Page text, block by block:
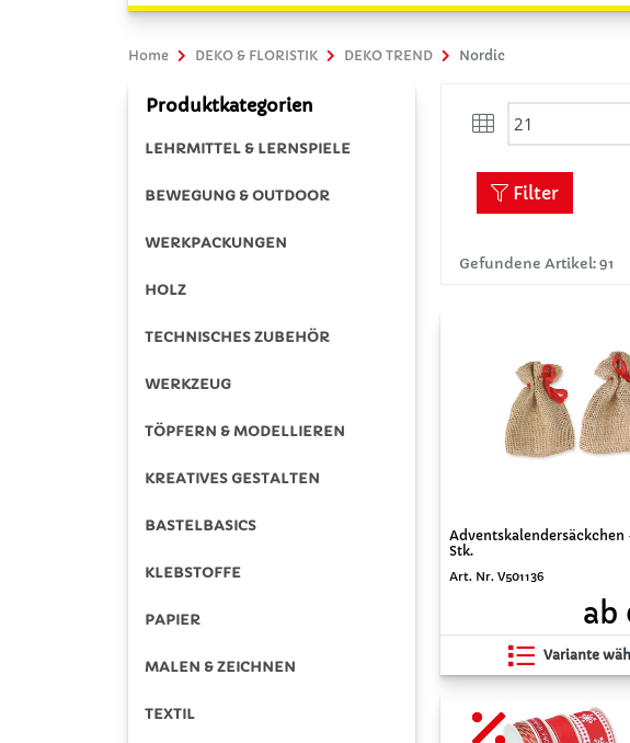
Home DEKO & FLORISTIK DEKO TREND Nordic
Produktkategorien
LEHRMITTEL & LERNSPIELE
BEWEGUNG & OUTDOOR
WERKPACKUNGEN
HOLZ
TECHNISCHES ZUBEHÖR
WERKZEUG
TÖPFERN & MODELLIEREN
KREATIVES GESTALTEN
BASTELBASICS
KLEBSTOFFE
PAPIER
MALEN & ZEICHNEN
TEXTIL
Gefundene Artikel: 91
Filter
Adventskalendersäckchen
Stk.
Art. Nr. V501136
ab
Variante